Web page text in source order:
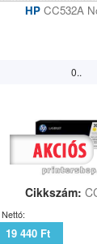
HP CC532A
0..
Cikkszám:
Nettó:
19 440 Ft